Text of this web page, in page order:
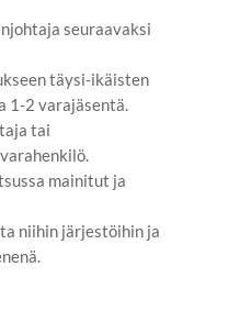
seuraavaksi
täysi-ikäisten
1-2 varajäsentä.
tai
mainitut ja
niihin järjestöihin ja